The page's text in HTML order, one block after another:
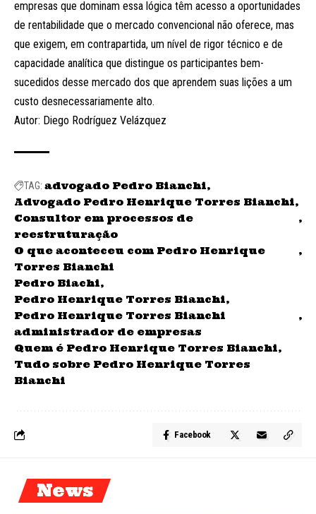
empresas que dominam essa lógica têm acesso a oportunidades
de rentabilidade que o mercado convencional não oferece, mas
que exigem, em contrapartida, um nível de rigor técnico e de
capacidade analítica que distingue os participantes bem-
sucedidos desse mercado dos que aprendem suas lições a um
custo desnecessariamente alto.
Autor: Diego Rodríguez Velázquez
TAG: advogado Pedro Bianchi
Advogado Pedro Henrique Torres Bianchi
Consultor em processos de
reestruturação
O que aconteceu com Pedro Henrique
Torres Bianchi
Pedro Biachi
Pedro Henrique Torres Bianchi
Pedro Henrique Torres Bianchi
administrador de empresas
Quem é Pedro Henrique Torres Bianchi
Tudo sobre Pedro Henrique Torres
Bianchi
Facebook
News